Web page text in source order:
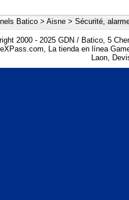
Batico > Aisne > Sécurité,
2000 - 2025 GDN / Batico, 5
, La tienda en línea
Laon,